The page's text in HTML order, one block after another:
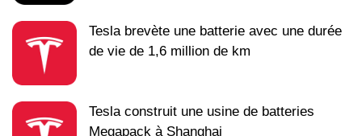
Tesla brevète une batterie avec une durée
de vie de 1,6 million de km
Tesla construit une usine de batteries
Megapack à Shanghai